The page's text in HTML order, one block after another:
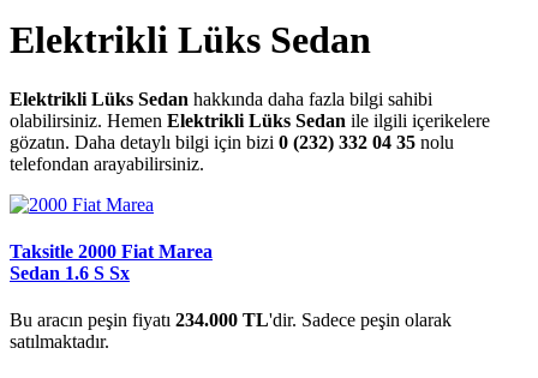
Elektrikli Lüks Sedan
Elektrikli Lüks Sedan hakkında daha fazla bilgi sahibi
olabilirsiniz. Hemen Elektrikli Lüks Sedan ile ilgili içerikelere
gözatın. Daha detaylı bilgi için bizi 0 (232) 332 04 35 nolu
telefondan arayabilirsiniz.
Taksitle 2000 Fiat Marea
Sedan 1.6 S Sx
Bu aracın peşin fiyatı 234.000 TL'dir. Sadece peşin olarak
satılmaktadır.